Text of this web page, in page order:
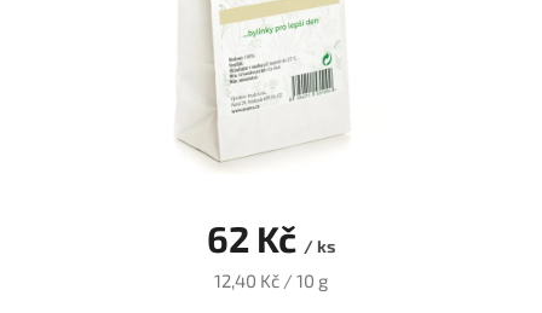
62 Kč / ks
Měrná
12,40 Kč / 10 g